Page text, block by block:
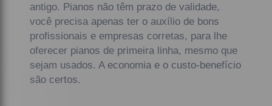
antigo. Pianos não têm prazo de validade,
você precisa apenas ter o auxílio de bons
profissionais e empresas corretas, para lhe
oferecer pianos de primeira linha, mesmo que
sejam usados. A economia e o custo-benefício
são certos.